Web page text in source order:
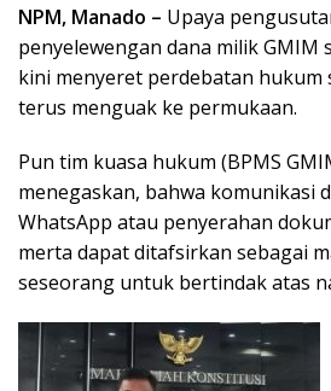
NPM, Manado – Upaya
penyelewengan dana milik GMIM
kini menyeret perdebatan hukum
terus menguak ke permukaan.
Pun tim kuasa hukum (BPMS
menegaskan, bahwa komunikasi
WhatsApp atau penyerahan
merta dapat ditafsirkan sebagai
seseorang untuk bertindak atas